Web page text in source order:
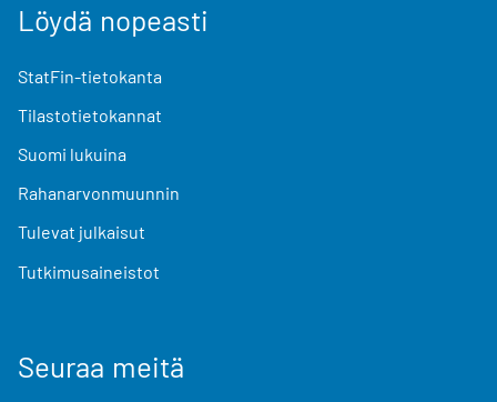
Löydä nopeasti
StatFin-tietokanta
Tilastotietokannat
Suomi lukuina
Rahanarvonmuunnin
Tulevat julkaisut
Tutkimusaineistot
Seuraa meitä